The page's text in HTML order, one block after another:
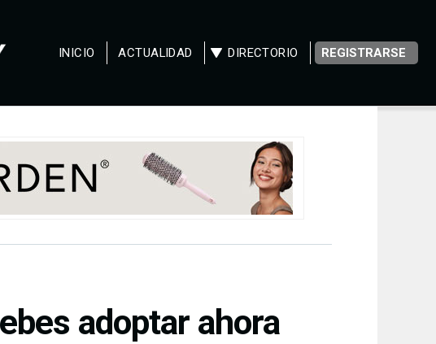
INICIO ACTUALIDAD DIRECTORIO REGISTRARSE
adoptar ahora